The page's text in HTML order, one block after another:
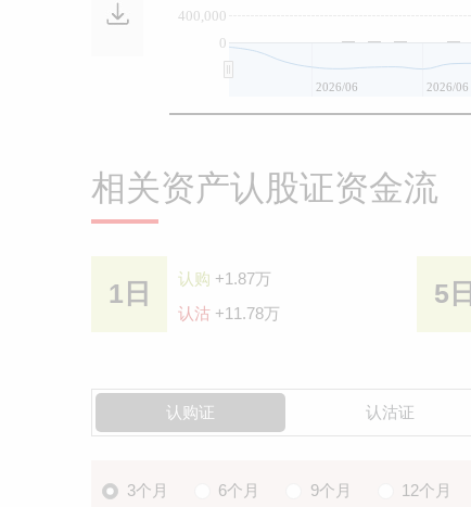
0
400,000
2026/06 2026/06
相关资产认股证资金流
1日 认购 +1.87万
认沽 +11.78万
5日
认购证 认沽证
3个月 6个月 9个月 12个月